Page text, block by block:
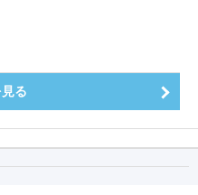
～実就職率は26.5%（前年比＋
の私立大学でも10位にランクイン
る